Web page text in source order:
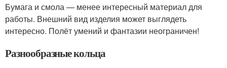
Бумага и смола — менее интересный материал для
работы. Внешний вид изделия может выглядеть
интересно. Полёт умений и фантазии неограничен!
Разнообразные кольца